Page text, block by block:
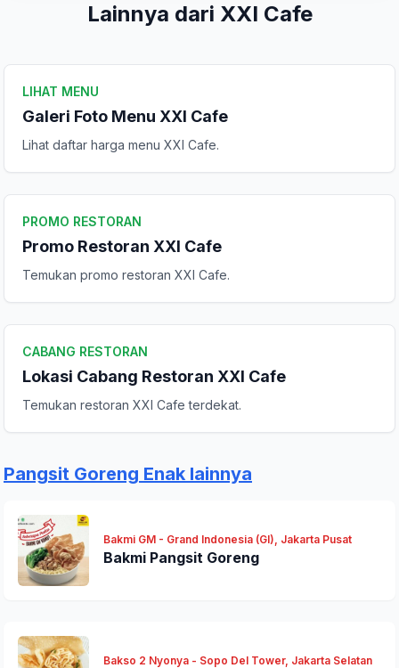
Lainnya dari XXI Cafe
LIHAT MENU
Galeri Foto Menu XXI Cafe
Lihat daftar harga menu XXI Cafe.
PROMO RESTORAN
Promo Restoran XXI Cafe
Temukan promo restoran XXI Cafe.
CABANG RESTORAN
Lokasi Cabang Restoran XXI Cafe
Temukan restoran XXI Cafe terdekat.
Pangsit Goreng Enak lainnya
Bakmi GM - Grand Indonesia (GI), Jakarta Pusat
Bakmi Pangsit Goreng
Bakso 2 Nyonya - Sopo Del Tower, Jakarta Selatan
Tulis Ulasan
Komentar Anda